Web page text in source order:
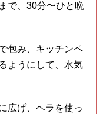
で、30分〜ひと晩
包み、キッチンペ
ようにして、水気
広げ、ヘラを使っ